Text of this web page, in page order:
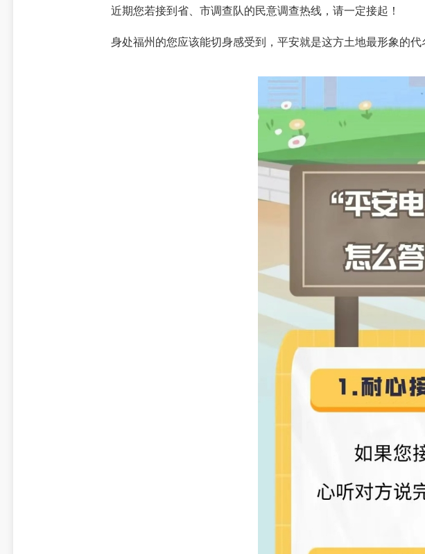
近期您若接到省、市调查队的民意调查热线，请一定接起！
身处福州的您应该能切身感受到，平安就是这方土地最形象的代